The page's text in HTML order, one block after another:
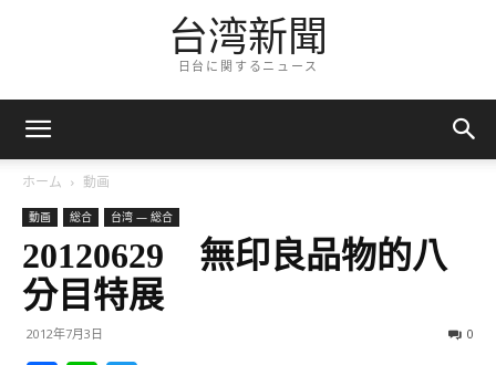
台湾新聞
日台に関するニュース
ホーム 動画
動画 総合 台湾 — 総合
20120629 無印良品物的八
分目特展
2012年7月3日 0